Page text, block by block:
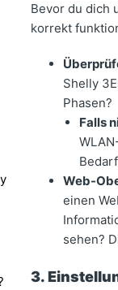
Bevor du dich
korrekt
Shelly
Phasen?
Falls
Web-
einen
sehen?
3.